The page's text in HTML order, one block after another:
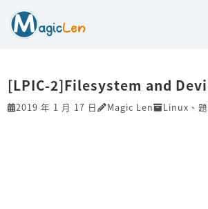
[LPIC-2]Filesystem and
2019 年 1 月 17 日 Magic Len Linux 、